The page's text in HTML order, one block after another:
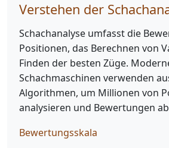
Verstehen der
Schachanalyse umfasst die
Positionen, das Berechnen von
Finden der besten Züge.
Schachmaschinen verwenden
Algorithmen, um Millionen von
analysieren und Bewertungen
Bewertungsskala